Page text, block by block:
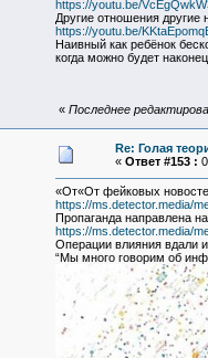
https://youtu.be/
Другие отношения другие
https://youtu.be/
Наивный как ребёнок
когда можно будет
« Последнее
Re: Голая
« Ответ #153 :
«От«От фейковых
https://ms.detector.media/
Пропаганда направлена
https://ms.detector.media/
Операции влияния вдали
“Мы много говорим об